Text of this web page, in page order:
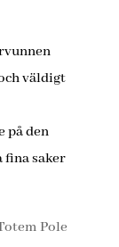
väldigt
på den
fina saker